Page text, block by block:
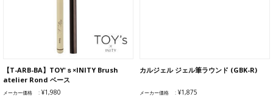
【T-ARB-BA】TOY'ｓ×INITY Brush
atelier Rond ベース
メーカー価格 ¥1,980
カルジェル ジェル筆ラウンド (GBK-R)
メーカー価格 ¥1,875